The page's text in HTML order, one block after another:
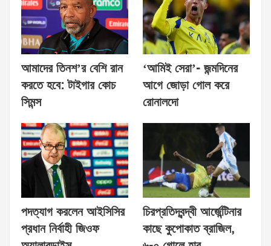
আমাদের তিনশ’র বেশি রান
করতে হবে: টাইগার কোচ
সিমন্স
‘আমিই সেরা’- জন্মদিনের
আগে জোড়া গোল করে
রোনালদো
পদত্যাগ করলেন আইসিসির
প্রধান নির্বাহী জিওফ
চিরপ্রতিদ্বন্দ্বী আর্জেন্টিনার
কাছে কুপোকাত ব্রাজিল,